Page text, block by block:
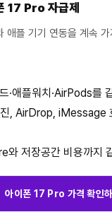
17 Pro 자급제
애플 기기 연동을 계속
·애플워치·AirPods를
, AirDrop, iMessage
와 저장공간 비용까지
아이폰 17 Pro 가격 확인하